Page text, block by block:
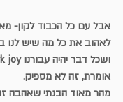
אבל עם כל הכבוד לקון-
לאהוב את כל מה שיש לנו
אומרת, זה לא מספיק.
מהר מאוד הבנתי שאהבה